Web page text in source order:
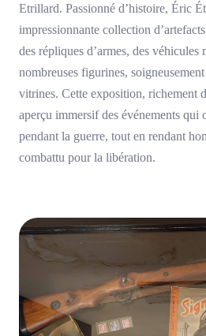
Etrillard. Passionné d’histoire, Éric
impressionnante collection
des répliques d’armes, des
nombreuses figurines,
vitrines. Cette exposition, richement
aperçu immersif des événements qui
pendant la guerre, tout en rendant
combattu pour la libération.